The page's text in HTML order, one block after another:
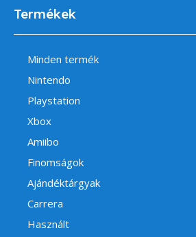
Termékek
Minden termék
Nintendo
Playstation
Xbox
Amiibo
Finomságok
Ajándéktárgyak
Carrera
Használt